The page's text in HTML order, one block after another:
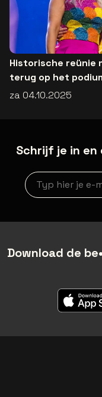
Historische reünie
terug op het
za 04.10.2025
Schrijf je in
Nieuwsbrief
Download de